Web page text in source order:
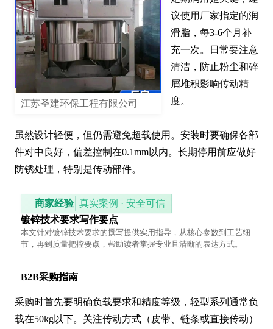
江苏圣建环保工程有限公司
议使用厂家指定的润
滑脂，每3-6个月补
充一次。日常要注意
清洁，防止粉尘和碎
屑堆积影响传动精
度。
虽然设计轻便，但仍需避免超载使用。安装时要确保各部
件对中良好，偏差控制在0.1mm以内。长期停用前应做好
防锈处理，特别是传动部件。
商家经验 真实案例 · 安全可信
镀锌技术要求写作要点
本文针对镀锌技术要求的撰写提供实用指导，从核心参数到工艺细
节，再到质量把控要点，帮助读者掌握专业且清晰的表达方式。
B2B采购指南
采购时首先要明确负载要求和精度等级，轻型系列通常负
载在50kg以下。关注传动方式（皮带、链条或直接传动）